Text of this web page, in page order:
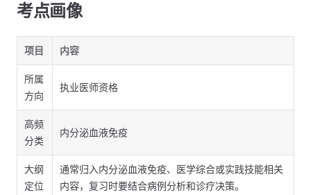
考点画像
项目 内容
所属
方向
执业医师资格
高频
分类
内分泌血液免疫
大纲
定位
通常归入内分泌血液免疫、医学综合或实践技能相关
内容，复习时要结合病例分析和诊疗决策。